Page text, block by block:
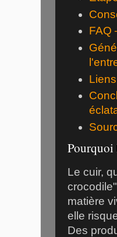
FAQ
Pourquoi
Le cuir,
matière
elle
Des